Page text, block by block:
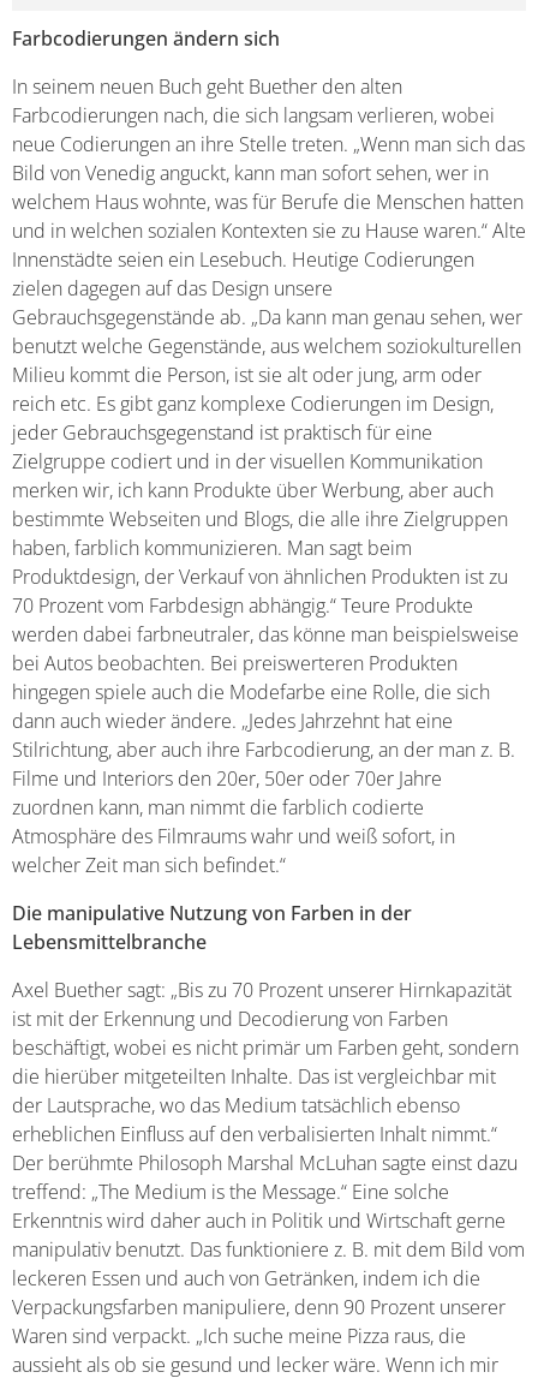
Farbcodierungen ändern sich
In seinem neuen Buch geht Buether den alten
Farbcodierungen nach, die sich langsam verlieren, wobei
neue Codierungen an ihre Stelle treten. „Wenn man sich das
Bild von Venedig anguckt, kann man sofort sehen, wer in
welchem Haus wohnte, was für Berufe die Menschen hatten
und in welchen sozialen Kontexten sie zu Hause waren.“ Alte
Innenstädte seien ein Lesebuch. Heutige Codierungen
zielen dagegen auf das Design unsere
Gebrauchsgegenstände ab. „Da kann man genau sehen, wer
benutzt welche Gegenstände, aus welchem soziokulturellen
Milieu kommt die Person, ist sie alt oder jung, arm oder
reich etc. Es gibt ganz komplexe Codierungen im Design,
jeder Gebrauchsgegenstand ist praktisch für eine
Zielgruppe codiert und in der visuellen Kommunikation
merken wir, ich kann Produkte über Werbung, aber auch
bestimmte Webseiten und Blogs, die alle ihre Zielgruppen
haben, farblich kommunizieren. Man sagt beim
Produktdesign, der Verkauf von ähnlichen Produkten ist zu
70 Prozent vom Farbdesign abhängig.“ Teure Produkte
werden dabei farbneutraler, das könne man beispielsweise
bei Autos beobachten. Bei preiswerteren Produkten
hingegen spiele auch die Modefarbe eine Rolle, die sich
dann auch wieder ändere. „Jedes Jahrzehnt hat eine
Stilrichtung, aber auch ihre Farbcodierung, an der man z. B.
Filme und Interiors den 20er, 50er oder 70er Jahre
zuordnen kann, man nimmt die farblich codierte
Atmosphäre des Filmraums wahr und weiß sofort, in
welcher Zeit man sich befindet.“
Die manipulative Nutzung von Farben in der
Lebensmittelbranche
Axel Buether sagt: „Bis zu 70 Prozent unserer Hirnkapazität
ist mit der Erkennung und Decodierung von Farben
beschäftigt, wobei es nicht primär um Farben geht, sondern
die hierüber mitgeteilten Inhalte. Das ist vergleichbar mit
der Lautsprache, wo das Medium tatsächlich ebenso
erheblichen Einfluss auf den verbalisierten Inhalt nimmt.“
Der berühmte Philosoph Marshal McLuhan sagte einst dazu
treffend: „The Medium is the Message.“ Eine solche
Erkenntnis wird daher auch in Politik und Wirtschaft gerne
manipulativ benutzt. Das funktioniere z. B. mit dem Bild vom
leckeren Essen und auch von Getränken, indem ich die
Verpackungsfarben manipuliere, denn 90 Prozent unserer
Waren sind verpackt. „Ich suche meine Pizza raus, die
aussieht als ob sie gesund und lecker wäre. Wenn ich mir